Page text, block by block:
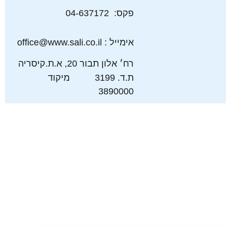
פקס: 04-637172
אימייל : office@www.sali.co.il
רח׳ אלון תבור 20, א.ת.קיסריה
ת.ד. 3199 מיקוד
3890000